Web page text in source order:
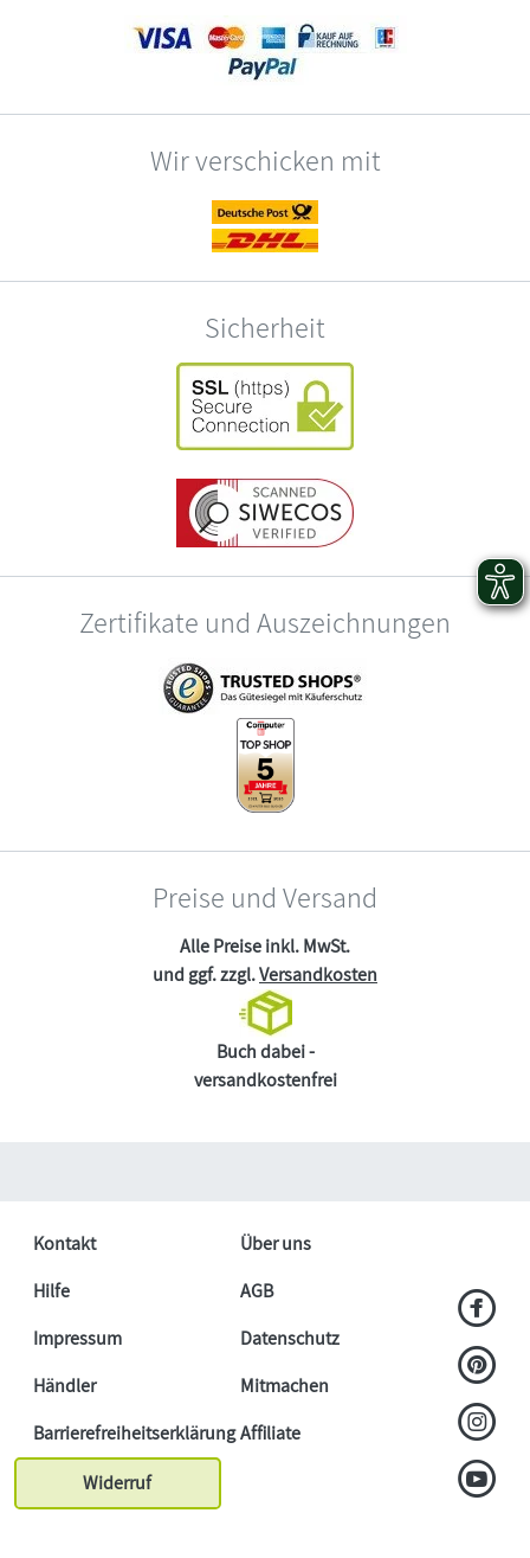
Wir verschicken mit
Sicherheit
Zertifikate und Auszeichnungen
Preise und Versand
Alle Preise inkl. MwSt.
und ggf. zzgl.Versandkosten
Buch dabei -
versandkostenfrei
Kontakt
Über uns
Hilfe
AGB
Impressum
Datenschutz
Händler
Mitmachen
BarrierefreiheitserklärungAffiliate
Widerruf